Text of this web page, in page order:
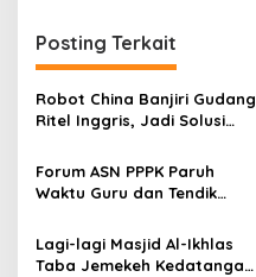
a
s
i
o
Posting Terkait
Robot China Banjiri Gudang
Ritel Inggris, Jadi Solusi
Forum ASN PPPK Paruh
Waktu Guru dan Tendik
Silaturahmi Bersama
Disdikbud Lubuk Linggau
Lagi-lagi Masjid Al-Ikhlas
Taba Jemekeh Kedatangan